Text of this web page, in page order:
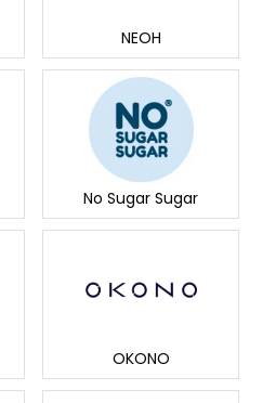
NEOH
No Sugar Sugar
OKONO